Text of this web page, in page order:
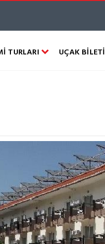
TURLARI UÇAK BİLETİ